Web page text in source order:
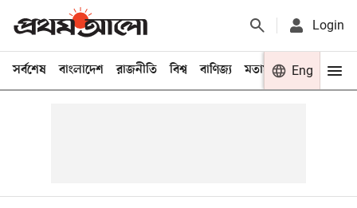
Login
সর্বশেষ বাংলাদেশ রাজনীতি বিশ্ব বাণিজ্য মতামত খেলা
Eng